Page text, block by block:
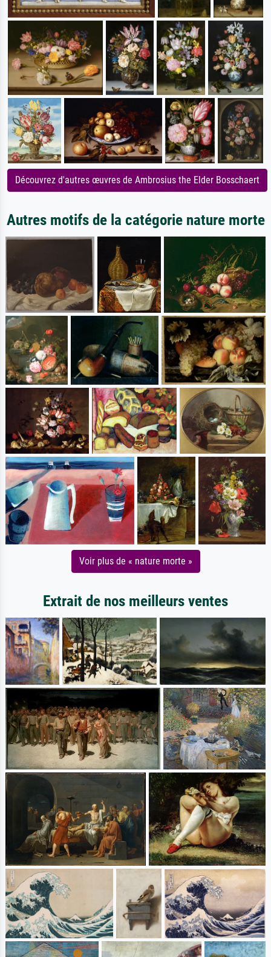
Découvrez d'autres œuvres de Ambrosius the Elder Bosschaert
Autres motifs de la catégorie nature morte
Voir plus de « nature morte »
Extrait de nos meilleurs ventes